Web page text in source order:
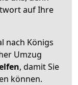
auf Ihre
nach Königs
Umzug
, damit Sie
können.